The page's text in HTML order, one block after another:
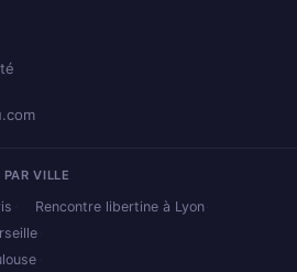
VILLE
Rencontre libertine à Lyon